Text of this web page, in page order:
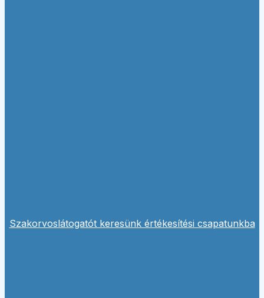
Szakorvoslátogatót keresünk értékesítési csapatunkba